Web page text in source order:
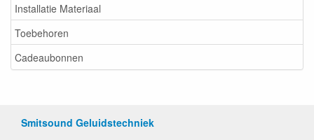
Installatie Materiaal
Toebehoren
Cadeaubonnen
Smitsound Geluidstechniek